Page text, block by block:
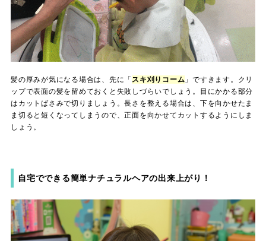
髪の厚みが気になる場合は、先に「 スキ刈りコーム 」ですきます。クリ
ップで表面の髪を留めておくと失敗しづらいでしょう。目にかかる部分
はカットばさみで切りましょう。長さを整える場合は、下を向かせたま
ま切ると短くなってしまうので、正面を向かせてカットするようにしま
しょう。
自宅でできる簡単ナチュラルヘアの出来上がり！